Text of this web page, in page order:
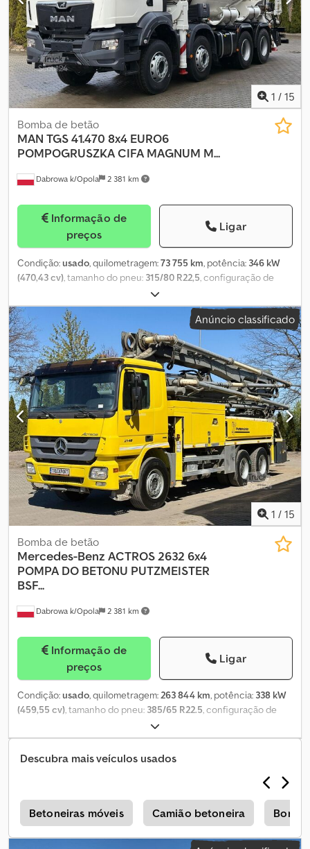
1 / 15
Dabrowa k/Opola 2 381 km
Bomba de betão
MAN TGS 41.470 8x4 EURO6
POMPOGRUSZKA CIFA MAGNUM M...
Informação de
preços
Ligar
Condição:usado, quilometragem:73 755 km, potência: 346 kW
(470,43 cv), tamanho do pneu: 315/80 R22,5, configuração de
, tipo de engrenagem:
emissão:Euro 6, suspensão:aço, volume do espaço de carga:9
m³, Ano de fabrico:
ABS, ar condicionado,
bloqueio do diferencial, espelho retrovisor elétrico, fecho
centralizado, regulação eléctrica dos vidros, = Opções e
acessórios adicionais = - Controlo da climatização - Rádio = Mais
informações = Cjdpfx Aezkm Nqocmjha Material aplicável: Betão
Suspensão: suspensão de molas Eixo 1: Tamanho dos pneus:
315/80 R22,5; Travões: travões de disco Eixo 2: Tamanho dos pneus:
315/80 R22,5 Eixo 3: Tamanho dos pneus: 315/80 R22.5 Eixo 4:
Tamanho dos pneus: 315/80 R22.5 Peso vazio: 22.935 kg
Capacidade de carga: 11.065 kg GVW: 34.000 kg
Anúncio classificado
1 / 15
Dabrowa k/Opola 2 381 km
Bomba de betão
Mercedes-Benz ACTROS 2632 6x4
POMPA DO BETONU PUTZMEISTER
BSF...
Informação de
preços
Ligar
Condição:usado, quilometragem:263 844 km, potência: 338 kW
(459,55 cv), tamanho do pneu: 385/65 R22.5, configuração de
4 500 mm
emissão:Euro 4, suspensão:aço, Ano de fabrico:2007,
Equipamento:
ABS, ar condicionado, bloqueio do diferencial,
Controlo da climatização Csdszkm Nkspfx Acmeha - Rádio - Vidro
do tejadilho = Mais informações = Material aplicável: Betão Eixo 1:
Tamanho dos pneus: 385/65 R22.5; Travões: travões de tambor;
Suspensão: suspensão de molas Eixo 2: Tamanho dos pneus:
Descubra mais veículos usados
Betoneiras móveis Camião betoneira